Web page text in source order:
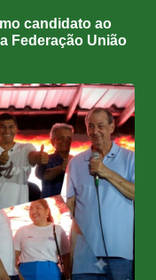
candidato ao
Federação União